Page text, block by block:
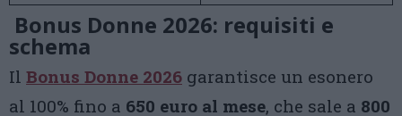
Bonus Donne 2026: requisiti e
schema
Il Bonus Donne 2026 garantisce un esonero
al 100% fino a 650 euro al mese, che sale a 800